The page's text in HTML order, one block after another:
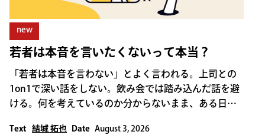
new
若者は本音を言いたくないって本当？
「若者は本音を言わない」とよく言われる。上司との
1on1で深い話をしない。飲み会では踏み込んだ話を避
ける。何を考えているのか分からないまま、ある日突
し、人と深く関わりたがらないようにも見える。
Text 結城 拓也 Date August 3, 2026